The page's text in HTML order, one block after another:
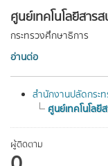
ศูนย์เทคโนโลยีสาร
กระทรวงศึกษาธิการ
อ่านต่อ
สำนักงานปลัดกระ
ศูนย์เทคโนโลยี
ผู้ติดตาม